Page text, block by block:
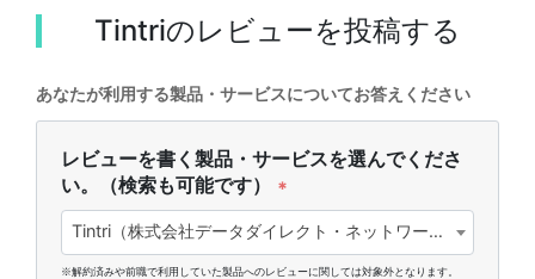
Tintriのレビューを投稿する
あなたが利用する製品・サービスについてお答えください
レビューを書く製品・サービスを選んでくださ
い。（検索も可能です）
*
Tintri（株式会社データダイレクト・ネットワークス・ジャパン)
※解約済みや前職で利用していた製品へのレビューに関しては対象外となります。